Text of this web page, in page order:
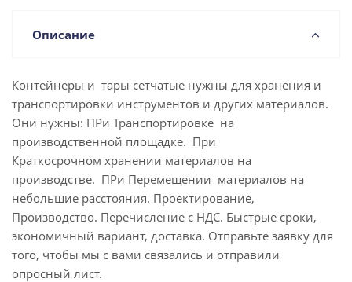
Описание
Контейнеры и тары сетчатые нужны для хранения и
транспортировки инструментов и других материалов.
Они нужны: ПРи Транспортировке на
производственной площадке. При
Краткосрочном хранении материалов на
производстве. ПРи Перемещении материалов на
небольшие расстояния. Проектирование,
Производство. Перечисление с НДС. Быстрые сроки,
экономичный вариант, доставка. Отправьте заявку для
того, чтобы мы с вами связались и отправили
опросный лист.